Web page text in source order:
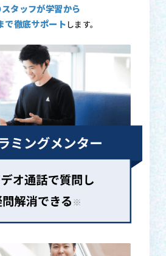
タッフが学習から
で徹底サポート します。